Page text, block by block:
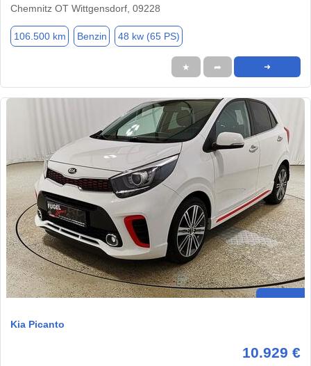
Chemnitz OT Wittgensdorf, 09228
106.500 km Benzin 48 kw (65 PS)
★ ➦ ➜
Kia Picanto
10.929 €